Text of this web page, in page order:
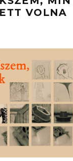
VOLNA